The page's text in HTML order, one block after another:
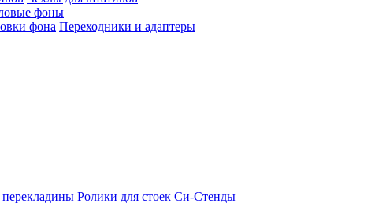
фоны
фона Переходники и адаптеры
Ролики для стоек Си-Стенды